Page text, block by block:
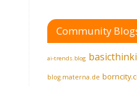
Community
ai-trends.blog
blog.materna.de